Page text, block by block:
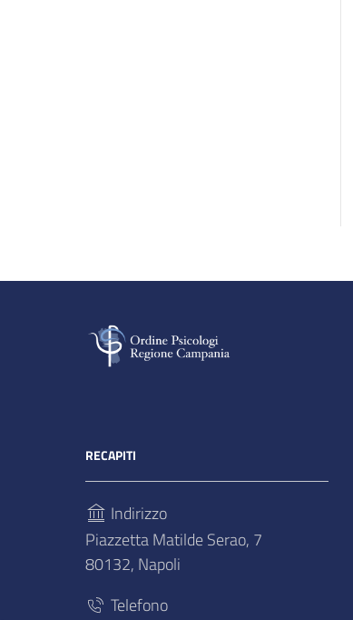
RECAPITI
Indirizzo
Piazzetta Matilde Serao, 7
80132, Napoli
Telefono